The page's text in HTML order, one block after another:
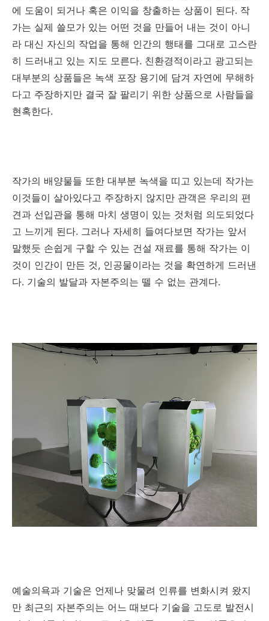
에 도움이 되거나 혹은 이익을 창출하는 상품이 된다. 작
가는 실제 쓸모가 있는 어떤 것을 만들어 내는 것이 아니
라 대신 자신의 작업을 통해 인간의 행태를 그대로 고스란
히 드러내고 있는 지도 모른다. 친환경적이라고 광고되는
대부분의 상품들은 녹색 포장 용기에 담겨 자연에 무해하
다고 주장하지만 결국 잘 팔리기 위한 상품으로 사람들을
현혹한다.
작가의 배양물들 또한 대부분 녹색을 띠고 있는데 작가는
이것들이 살아있다고 주장하지 않지만 관객은 우리의 편
견과 선입관을 통해 마치 생명이 있는 것처럼 의도되었다
고 느끼게 된다. 그러나 자세히 들여다보면 작가는 앞서
말했듯 손쉽게 구할 수 있는 건설 재료를 통해 작가는 이
것이 인간이 만든 것, 인공물이라는 것을 확연하게 드러낸
다. 기술의 발달과 자본주의는 뗄 수 없는 관계다.
예술의욕과 기술은 언제나 맞물려 인류를 변화시켜 왔지
만 최근의 자본주의는 어느 때보다 기술을 고도로 발전시